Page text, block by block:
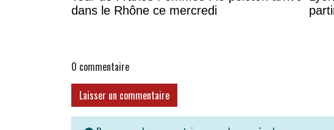
dans le Rhône ce mercredi
0 commentaire
Laisser un commentaire